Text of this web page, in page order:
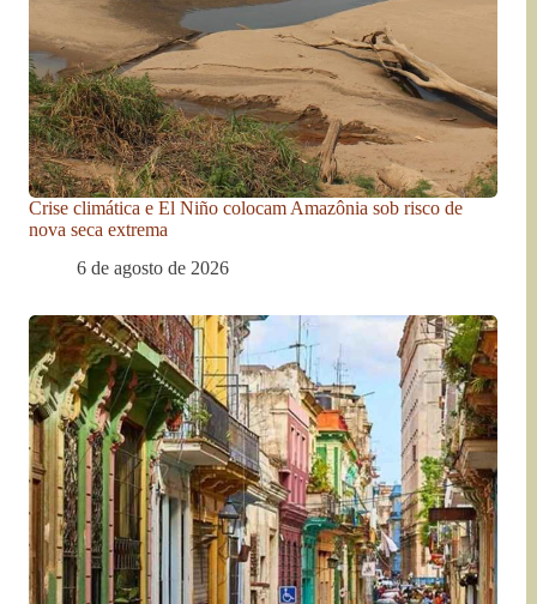
Crise climática e El Niño colocam Amazônia sob risco de
nova seca extrema
6 de agosto de 2026